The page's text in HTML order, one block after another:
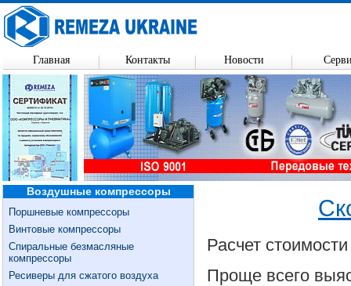
Воздушные компрессоры
Поршневые компрессоры
Винтовые компрессоры
Спиральные безмасляные
компрессоры
Ресиверы для сжатого воздуха
Расчет
Проще всего
Главная Контакты Новости